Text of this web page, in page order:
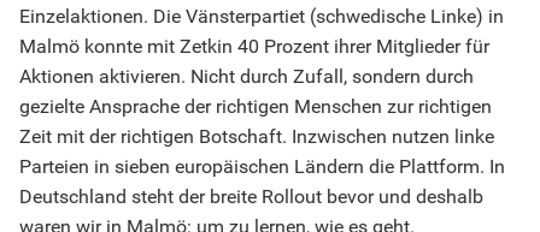
Einzelaktionen. Die Vänsterpartiet (schwedische Linke) in
Malmö konnte mit Zetkin 40 Prozent ihrer Mitglieder für
Aktionen aktivieren. Nicht durch Zufall, sondern durch
gezielte Ansprache der richtigen Menschen zur richtigen
Zeit mit der richtigen Botschaft. Inzwischen nutzen linke
Parteien in sieben europäischen Ländern die Plattform. In
Deutschland steht der breite Rollout bevor und deshalb
waren wir in Malmö: um zu lernen, wie es geht.